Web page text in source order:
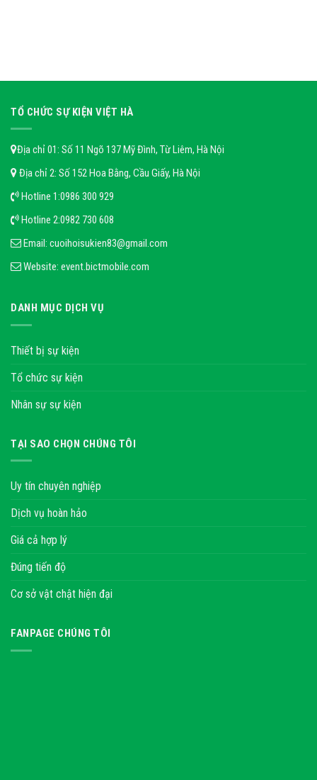
TỔ CHỨC SỰ KIỆN VIỆT HÀ
Địa chỉ 01: Số 11 Ngõ 137 Mỹ Đình, Từ Liêm, Hà Nội
Địa chỉ 2: Số 152 Hoa Bằng, Cầu Giấy, Hà Nội
Hotline 1:0986 300 929
Hotline 2:0982 730 608
Email: cuoihoisukien83@gmail.com
Website: event.bictmobile.com
DANH MỤC DỊCH VỤ
Thiết bị sự kiện
Tổ chức sự kiện
Nhân sự sự kiện
TẠI SAO CHỌN CHÚNG TÔI
Uy tín chuyên nghiệp
Dịch vụ hoàn hảo
Giá cả hợp lý
Đúng tiến độ
Cơ sở vật chật hiện đại
FANPAGE CHÚNG TÔI